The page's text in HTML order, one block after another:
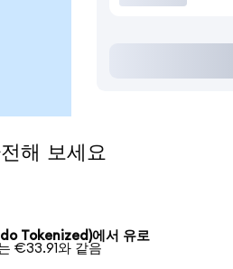
해 보세요
Tokenized)에서 유로
€33.91와 같음